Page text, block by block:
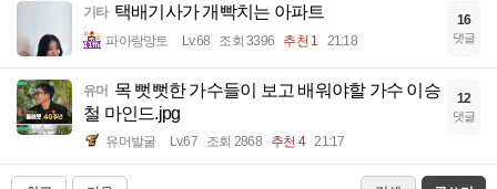
기타 택배기사가 개빡치는 아파트
파아랑망토 Lv.68 조회 3396 추천 1 21:18
16
댓글
유머 목 뻣뻣한 가수들이 보고 배워야할 가수 이승
철 마인드.jpg
유머발굴 Lv.67 조회 2868 추천 4 21:17
12
댓글